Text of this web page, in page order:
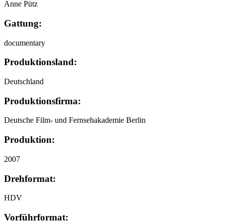
Anne Pütz
Gattung:
documentary
Produktionsland:
Deutschland
Produktionsfirma:
Deutsche Film- und Fernsehakademie Berlin
Produktion:
2007
Drehformat:
HDV
Vorführformat: